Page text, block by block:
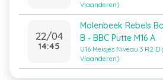
Vlaanderen)
22/04
14:45
Molenbeek Rebels
B - BBC Putte M16 A
U16 Meisjes Niveau 3 R2
Vlaanderen)